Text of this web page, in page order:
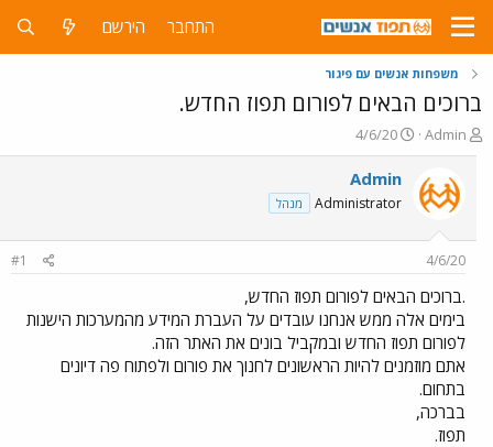
התחבר הירשם
משפחות אנשים עם פיגור
ברוכים הבאים לפורום תפוז החדש.
פ
ו
ח
ו
ש
א
Admin
פ
ו
ר
ם
ר
י
ך
4/6/20
Admin
Administrator מנהל
4/6/20
#1
.ברוכים הבאים לפורום תפוז החדש,
בימים אלה ממש אנחנו עובדים על העברת המידע מהמערכות הישנות
לפורום תפוז החדש ובמקביל בונים את האתר הזה.
אתם מוזמנים להיות הראשונים לחנוך את פורום ולפתוח פה דיונים
בתחום.
בברכה,
תפוז.